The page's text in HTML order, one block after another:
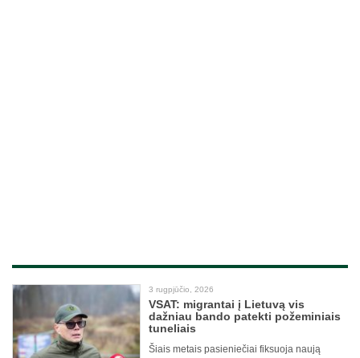
3 rugpjūčio, 2026
VSAT: migrantai į Lietuvą vis
dažniau bando patekti požeminiais
tuneliais
Šiais metais pasieniečiai fiksuoja naują